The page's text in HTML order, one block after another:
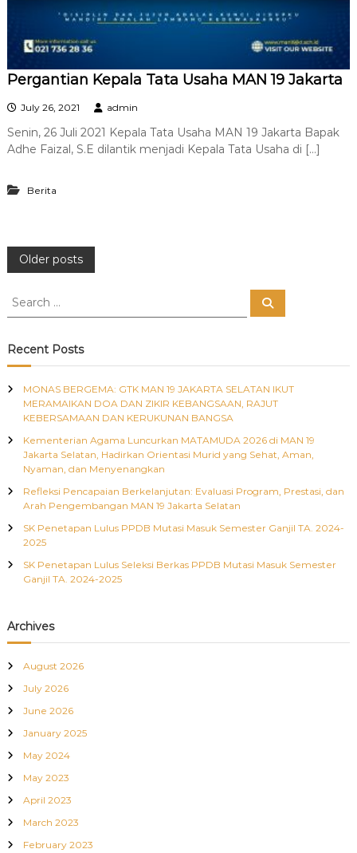
Pergantian Kepala Tata Usaha MAN 19 Jakarta
July 26, 2021 admin
Senin, 26 Juli 2021 Kepala Tata Usaha MAN 19 Jakarta Bapak
Adhe Faizal, S.E dilantik menjadi Kepala Tata Usaha di […]
Berita
P
o
t
n
a
t
i
o
n
Older posts
S
r
c
f
:
S
Recent Posts
MONAS BERGEMA: GTK MAN 19 JAKARTA SELATAN IKUT
MERAMAIKAN DOA DAN ZIKIR KEBANGSAAN, RAJUT
KEBERSAMAAN DAN KERUKUNAN BANGSA
Kementerian Agama Luncurkan MATAMUDA 2026 di MAN 19
Jakarta Selatan, Hadirkan Orientasi Murid yang Sehat, Aman,
Nyaman, dan Menyenangkan
Refleksi Pencapaian Berkelanjutan: Evaluasi Program, Prestasi, dan
Arah Pengembangan MAN 19 Jakarta Selatan
SK Penetapan Lulus PPDB Mutasi Masuk Semester Ganjil TA. 2024-
2025
SK Penetapan Lulus Seleksi Berkas PPDB Mutasi Masuk Semester
Ganjil TA. 2024-2025
Archives
August 2026
July 2026
June 2026
January 2025
May 2024
May 2023
April 2023
March 2023
February 2023